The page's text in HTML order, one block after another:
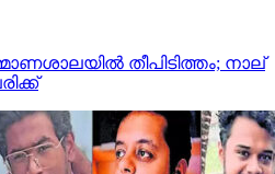
തീപിടിത്തം; നാല്